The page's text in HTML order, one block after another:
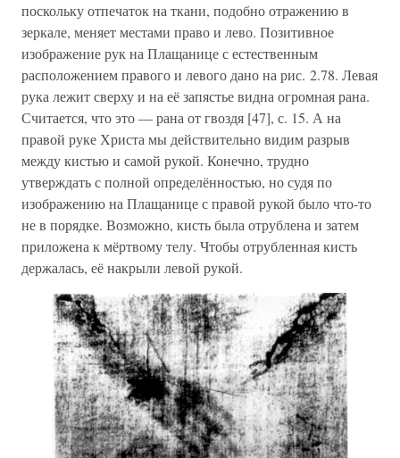
поскольку отпечаток на ткани, подобно отражению в
зеркале, меняет местами право и лево. Позитивное
изображение рук на Плащанице с естественным
расположением правого и левого дано на рис. 2.78. Левая
рука лежит сверху и на её запястье видна огромная рана.
Считается, что это — рана от гвоздя [47], с. 15. А на
правой руке Христа мы действительно видим разрыв
между кистью и самой рукой. Конечно, трудно
утверждать с полной определённостью, но судя по
изображению на Плащанице с правой рукой было что-то
не в порядке. Возможно, кисть была отрублена и затем
приложена к мёртвому телу. Чтобы отрубленная кисть
держалась, её накрыли левой рукой.